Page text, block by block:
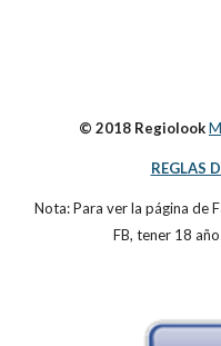
© 2018 Regiolook
REGLAS
Nota: Para ver la página de
FB, tener 18